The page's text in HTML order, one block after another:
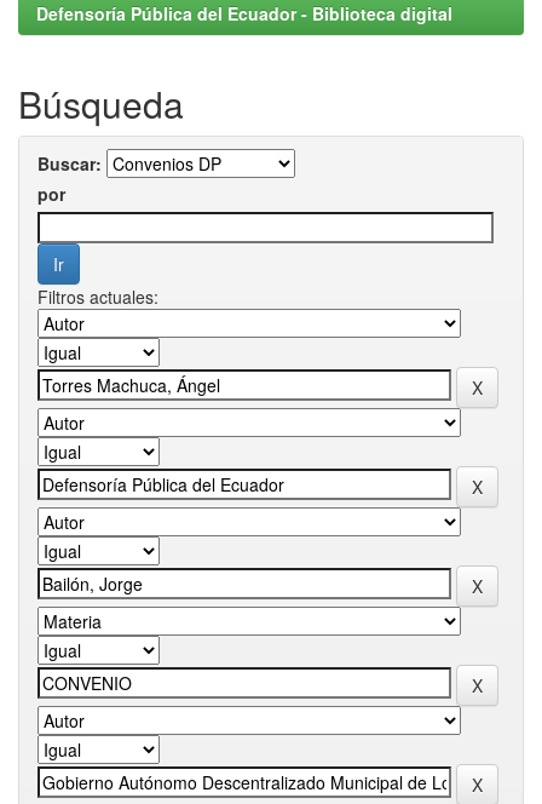
Defensoría Pública del Ecuador - Biblioteca digital
Búsqueda
Buscar:
por
Filtros actuales: